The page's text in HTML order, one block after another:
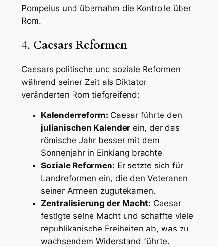
Pompeius und übernahm die Kontrolle über
Rom.
4. Caesars Reformen
Caesars politische und soziale Reformen
während seiner Zeit als Diktator
veränderten Rom tiefgreifend:
Kalenderreform: Caesar führte den
julianischen Kalenderein, der das
römische Jahr besser mit dem
Sonnenjahr in Einklang brachte.
Soziale Reformen: Er setzte sich für
Landreformen ein, die den Veteranen
seiner Armeen zugutekamen.
Zentralisierung der Macht: Caesar
festigte seine Macht und schaffte viele
republikanische Freiheiten ab, was zu
wachsendem Widerstand führte.